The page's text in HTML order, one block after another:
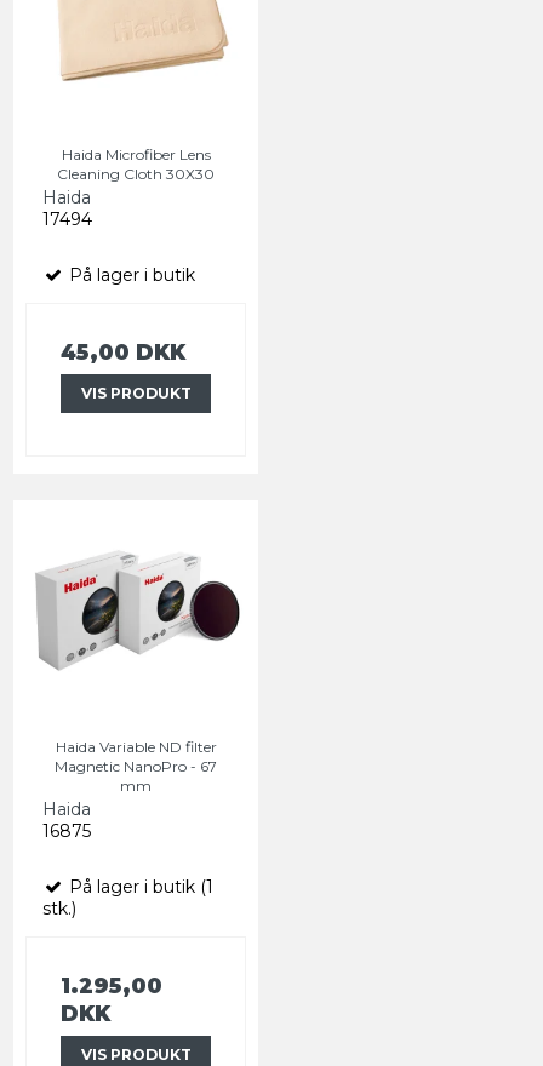
Haida Microfiber Lens
Cleaning Cloth 30X30
Haida
17494
På lager i butik
45,00 DKK
VIS PRODUKT
Haida Variable ND filter
Magnetic NanoPro - 67
mm
Haida
16875
På lager i butik (1
stk.)
1.295,00
DKK
VIS PRODUKT